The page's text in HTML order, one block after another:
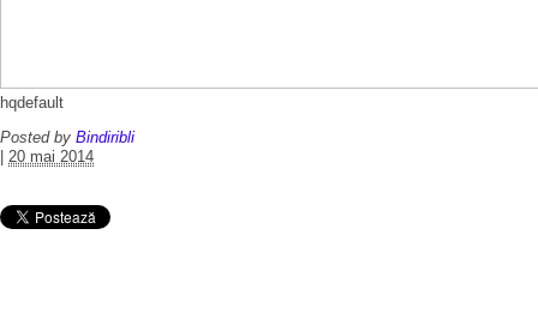
hqdefault
Posted by Bindiribli
20 mai 2014